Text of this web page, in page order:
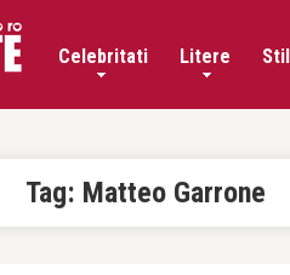
Celebritati Litere
Tag: Matteo Garrone